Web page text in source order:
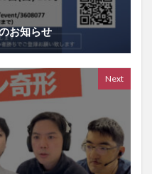
お知らせ
Next